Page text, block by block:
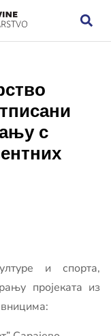
с
и спорта,
пројеката из